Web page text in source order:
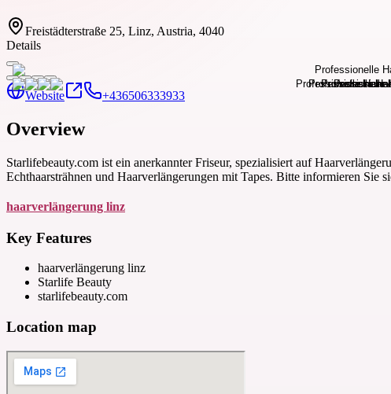
Freistädterstraße 25, Linz, Austria, 4040
Details
Website +436506333933
Overview
Starlifebeauty.com ist ein anerkannter Friseur, spezialisiert auf
Echthaarsträhnen und Haarverlängerungen mit Tapes. Bitte informieren Sie
haarverlängerung linz
Key Features
haarverlängerung linz
Starlife Beauty
starlifebeauty.com
Location map